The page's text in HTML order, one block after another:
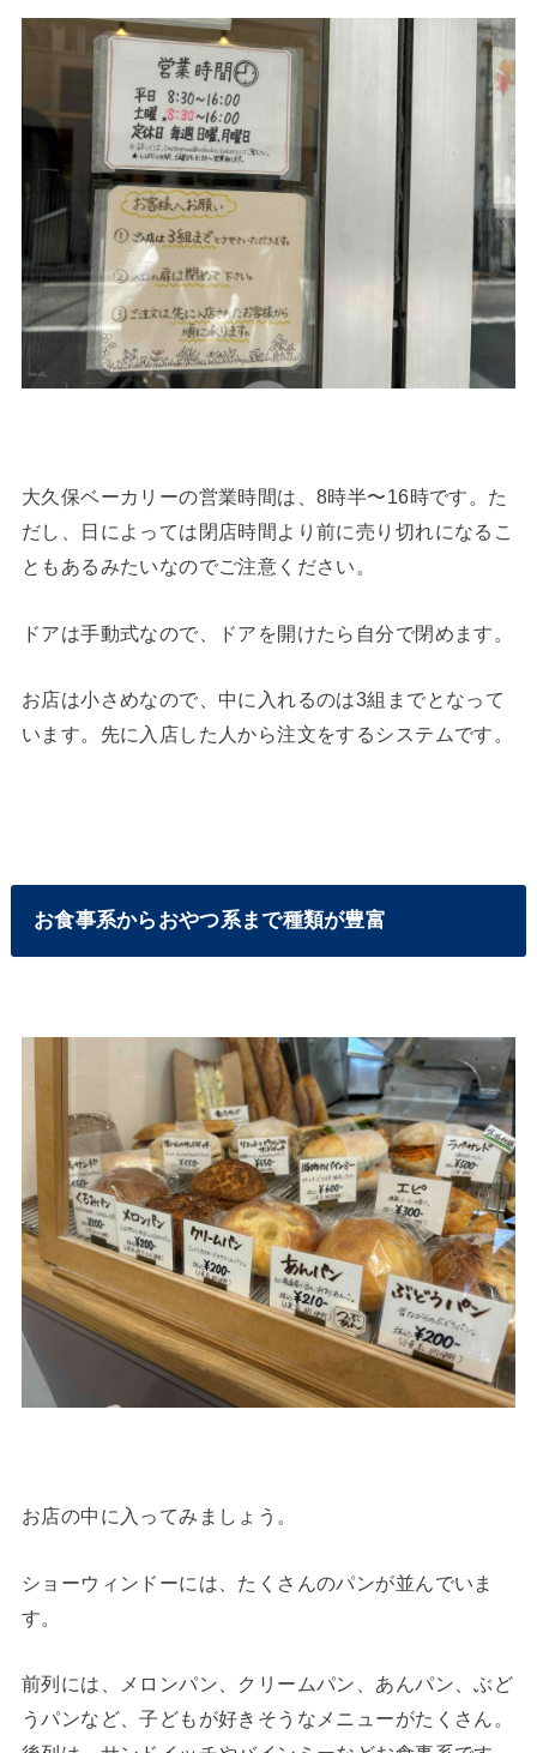
大久保ベーカリーの営業時間は、8時半〜16時です。た
だし、日によっては閉店時間より前に売り切れになるこ
ともあるみたいなのでご注意ください。
ドアは手動式なので、ドアを開けたら自分で閉めます。
お店は小さめなので、中に入れるのは3組までとなって
います。先に入店した人から注文をするシステムです。
お食事系からおやつ系まで種類が豊富
お店の中に入ってみましょう。
ショーウィンドーには、たくさんのパンが並んでいま
す。
前列には、メロンパン、クリームパン、あんパン、ぶど
うパンなど、子どもが好きそうなメニューがたくさん。